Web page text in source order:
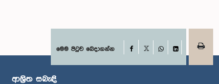
ප.ව. 1:00 - ප.ව. 1:11මෙම පිටුව බෙදාගන්න Facebook
WhatsApp
LinkedIn
ආශ්‍රිත සබැඳි